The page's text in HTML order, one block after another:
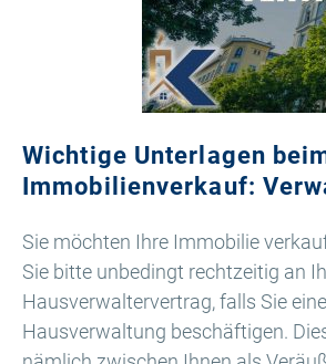
Wichtige Unterlagen
Immobilienverkauf:
Sie möchten Ihre Immobilie
Sie bitte unbedingt rechtzeitig an
Hausverwaltervertrag, falls Sie eine
Hausverwaltung beschäftigen.